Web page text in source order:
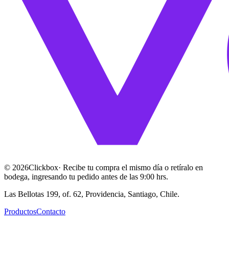
© 2026Clickbox· Recibe tu compra el mismo día o retíralo en
bodega, ingresando tu pedido antes de las 9:00 hrs.
Las Bellotas 199, of. 62, Providencia, Santiago, Chile.
ProductosContacto